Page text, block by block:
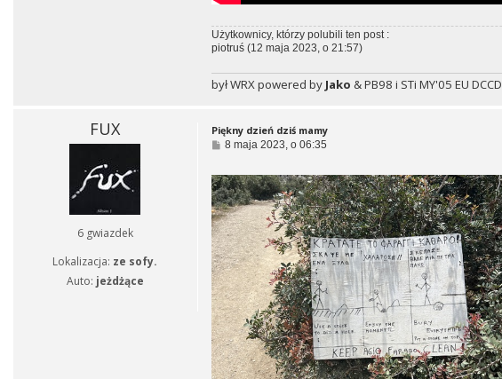
Użytkownicy, którzy polubili ten post :
piotruś(12 maja 2023, o 21:57)
był WRX powered by Jako & PB98 i STi MY'05 EU DCCD
FUX
6 gwiazdek
Lokalizacja: ze sofy.
Auto: jeżdżące
Piękny dzień dziś mamy
P
t
8 maja 2023, o 06:35